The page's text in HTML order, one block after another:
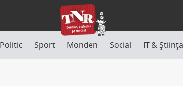
Politic Sport Monden Social IT & Știința